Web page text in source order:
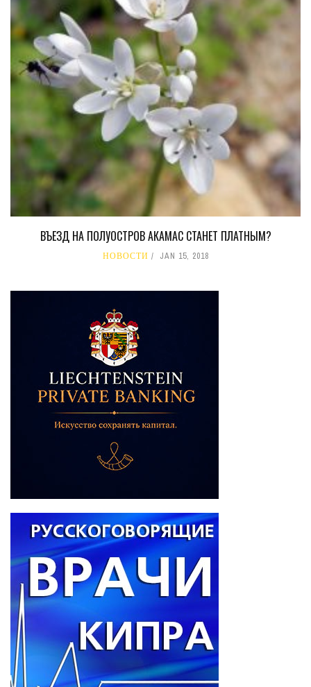
ВЪЕЗД НА ПОЛУОСТРОВ АКАМАС СТАНЕТ ПЛАТНЫМ?
НОВОСТИ JAN 15, 2018